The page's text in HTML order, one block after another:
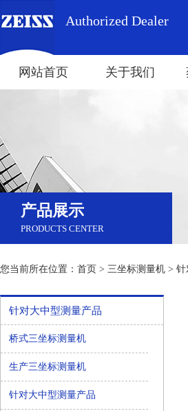
Authorized Dealer
网站首页 关于我们
产品展示
PRODUCTS CENTER
您当前所在位置： 首页 > 三坐标测量机 > 针
针对大中型测量产品
桥式三坐标测量机
生产三坐标测量机
针对大中型测量产品